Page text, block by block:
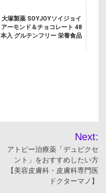
大塚製薬 SOYJOYソイジョイ
アーモンド＆チョコレート 48
本入 グルテンフリー 栄養食品
Next:
アトピー治療薬「デュピクセ
ント」をおすすめしたい方
【美容皮膚科・皮膚科専門医
ドクターマノ】